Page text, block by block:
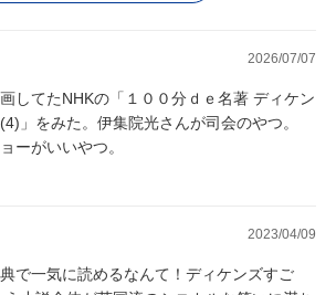
2026/07/07
してたNHKの「１００分ｄｅ名著 ディケン
」をみた。伊集院光さんが司会のやつ。
ーがいいやつ。
2023/04/09
で一気に読めるなんて！ディケンズすご